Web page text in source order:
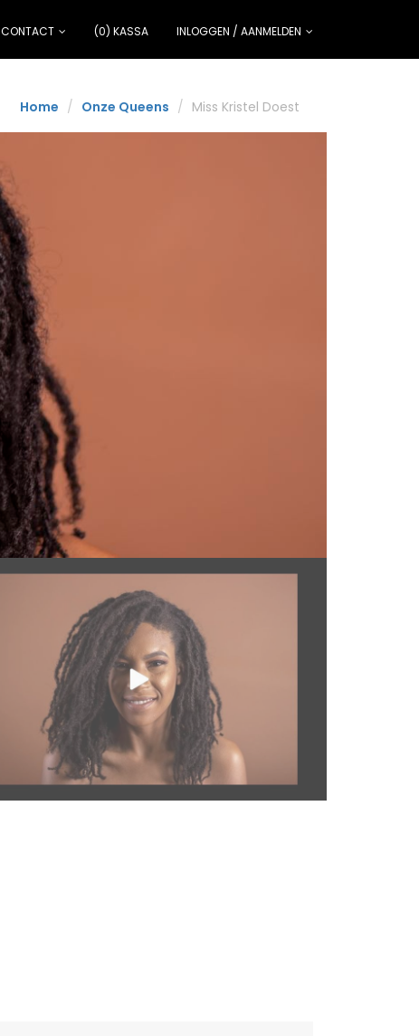
CONTACT (0) KASSA INLOGGEN / AANMELDEN
Home Onze Queens Miss Kristel Doest